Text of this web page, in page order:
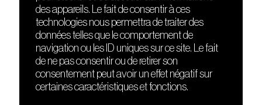
Contact
Presse
Cours de DJing
TMLAB
HEAT
Hôtel71
La Gaîté Lyrique
des appareils. Le fait de consentir à ces
technologies nous permettra de traiter des
données telles que le comportement de
navigation ou les ID uniques sur ce site. Le fait
de ne pas consentir ou de retirer son
consentement peut avoir un effet négatif sur
certaines caractéristiques et fonctions.